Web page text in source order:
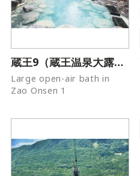
蔵王9（蔵王温泉大露天風呂）
Large open-air bath in
Zao Onsen 1